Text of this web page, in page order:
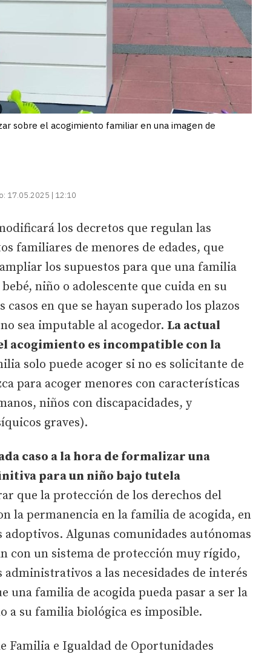
sobre el acogimiento familiar en una imagen de
17.05.2025 | 12:10
los decretos que regulan las
familiares de menores de edades, que
los supuestos para que una familia
niño o adolescente que cuida en su
casos en que se hayan superado los plazos
sea imputable al acogedor. La actual
acogimiento es incompatible con la
solo puede acoger si no es solicitante de
para acoger menores con características
niños con discapacidades, y
graves).
caso a la hora de formalizar una
para un niño bajo tutela
que la protección de los derechos del
la permanencia en la familia de acogida, en
Algunas comunidades autónomas
con un sistema de protección muy rígido,
a las necesidades de interés
una familia de acogida pueda pasar a ser la
a su familia biológica es imposible.
Familia e Igualdad de Oportunidades